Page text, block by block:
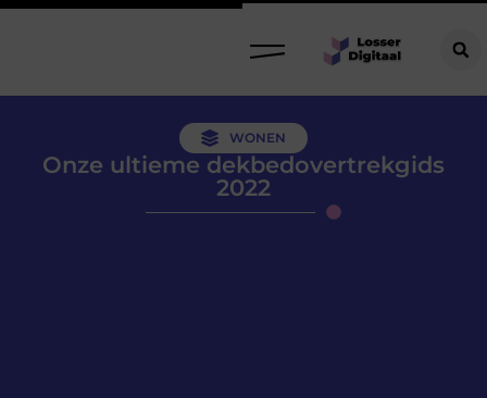
WONEN
Onze ultieme dekbedovertrekgids
2022